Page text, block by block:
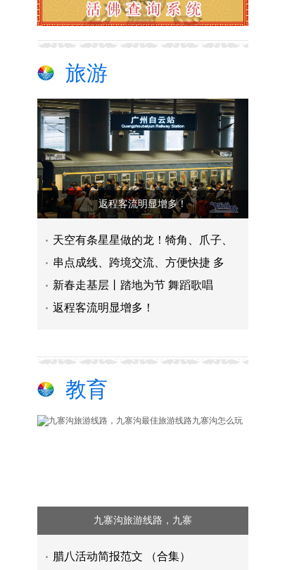
旅游
返程客流明显增多！
天空有条星星做的龙！犄角、爪子、
串点成线、跨境交流、方便快捷 多
新春走基层丨踏地为节 舞蹈歌唱
返程客流明显增多！
教育
九寨沟旅游线路，九寨
腊八活动简报范文 （合集）